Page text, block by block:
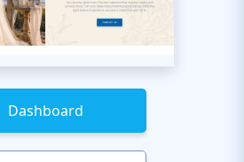
Dashboard